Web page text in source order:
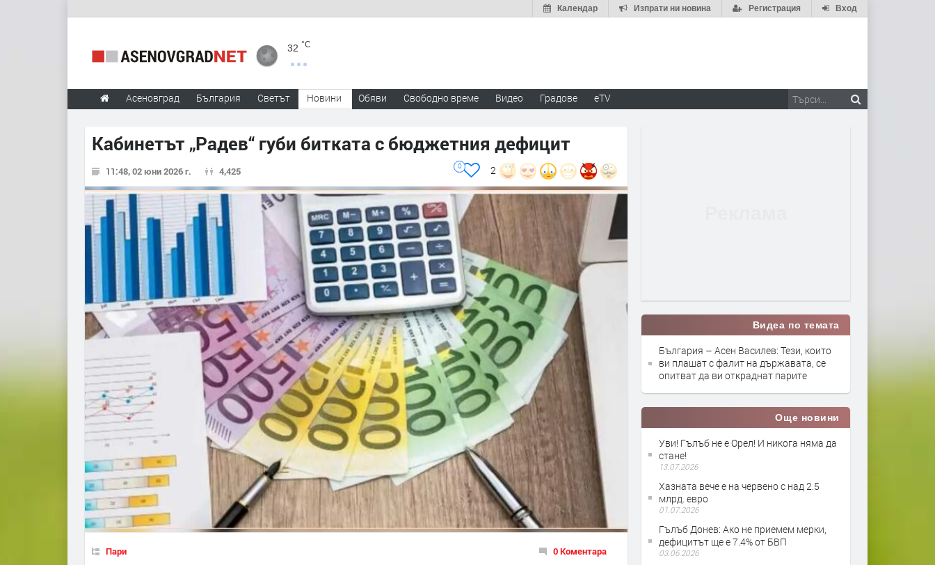
Вход
Регистрация
Изпрати ни новина
Календар
32 °C
Асеновград България Светът Новини Обяви Свободно време Видео Градове eTV
Кабинетът „Радев“ губи битката с бюджетния дефицит
11:48, 02 юни 2026 г. 4,425 2
0
Пари 0 Коментара
Видеа по темата
България – Асен Василев: Тези, които
ви плашат с фалит на държавата, се
опитват да ви откраднат парите
Още новини
Уви! Гълъб не е Орел! И никога няма да
стане!
13.07.2026
Хазната вече е на червено с над 2.5
млрд. евро
01.07.2026
Гълъб Донев: Ако не приемем мерки,
дефицитът ще е 7.4% от БВП
03.06.2026